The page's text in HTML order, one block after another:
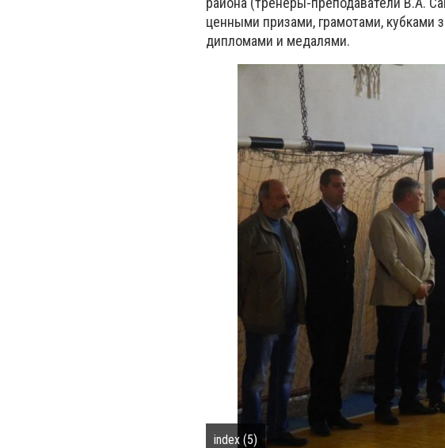
ценными призами, грамотами, кубками
дипломами и медалями.
index (5)